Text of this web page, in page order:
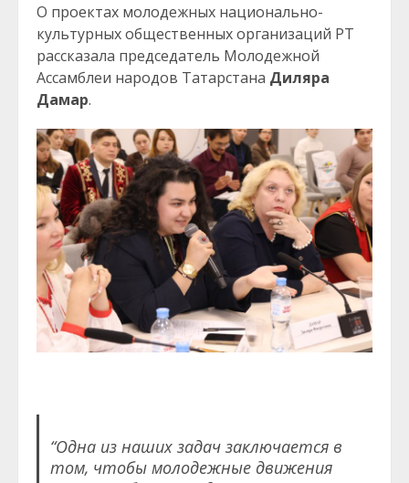
О проектах молодежных национально-
культурных общественных организаций РТ
рассказала председатель Молодежной
Ассамблеи народов Татарстана Диляра
Дамар.
“Одна из наших задач заключается в
том, чтобы молодежные движения